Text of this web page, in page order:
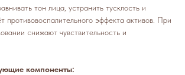
тон лица, устранить тусклость и
противовоспалительного эффекта активов. При
снижают чувствительность и
компоненты: